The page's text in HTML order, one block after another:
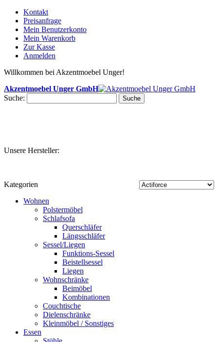
Kontakt
Preisanfrage
Mein Benutzerkonto
Mein Warenkorb
Zur Kasse
Anmelden
Willkommen bei Akzentmoebel Unger!
Akzentmoebel Unger GmbH
Suche:
Suche
Unsere Hersteller:
Kategorien
Wohnen
Polstermöbel
Schlafsofa
Querschläfer
Längsschläfer
Sessel/Liegen
Funktions-Sessel
Beistellsessel
Liegen
Wohnschränke
Beimöbel
Kombinationen
Couchtische
Dielenschränke
Kleinmöbel / Sonstiges
Essen